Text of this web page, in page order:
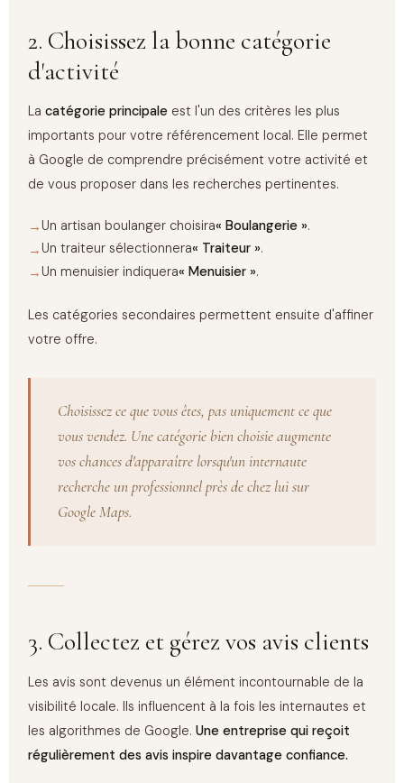
2. Choisissez la bonne catégorie
d'activité
Lacatégorie principale est l'un des critères les plus
importants pour votre référencement local. Elle permet
à Google de comprendre précisément votre activité et
de vous proposer dans les recherches pertinentes.
Un artisan boulanger choisira« Boulangerie ».
Un traiteur sélectionnera« Traiteur ».
Un menuisier indiquera« Menuisier ».
Les catégories secondaires permettent ensuite d'affiner
votre offre.
Choisissez ce que vous êtes, pas uniquement ce que
vous vendez. Une catégorie bien choisie augmente
vos chances d'apparaître lorsqu'un internaute
recherche un professionnel près de chez lui sur
Google Maps.
3. Collectez et gérez vos avis clients
Les avis sont devenus un élément incontournable de la
visibilité locale. Ils influencent à la fois les internautes et
les algorithmes de Google.Une entreprise qui reçoit
régulièrement des avis inspire davantage confiance.